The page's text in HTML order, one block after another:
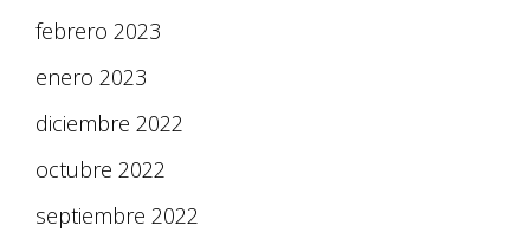
febrero 2023
enero 2023
diciembre 2022
octubre 2022
septiembre 2022